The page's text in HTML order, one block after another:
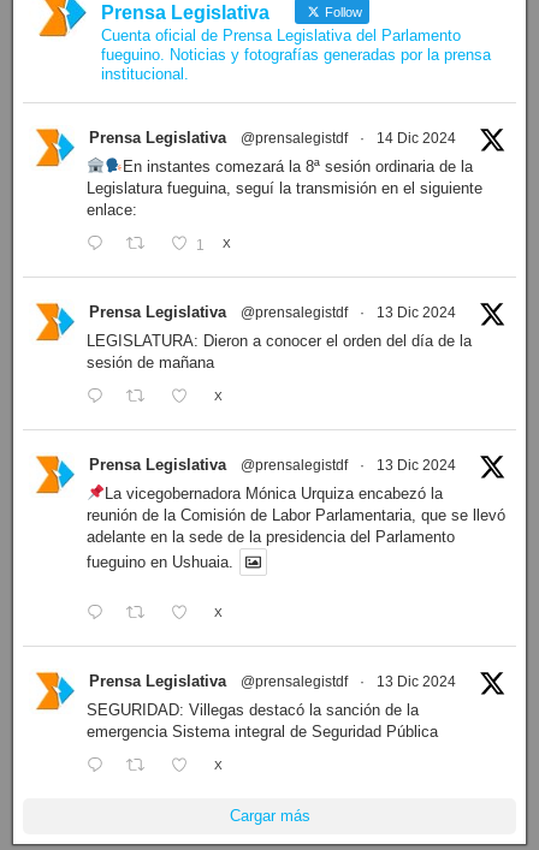
Prensa Legislativa Follow
Cuenta oficial de Prensa Legislativa del Parlamento
fueguino. Noticias y fotografías generadas por la prensa
institucional.
Prensa Legislativa @prensalegistdf · 14 Dic 2024
En instantes comezará la 8ª sesión ordinaria de la
Legislatura fueguina, seguí la transmisión en el siguiente
enlace:
1 X
Prensa Legislativa @prensalegistdf · 13 Dic 2024
LEGISLATURA: Dieron a conocer el orden del día de la
sesión de mañana
X
Prensa Legislativa @prensalegistdf · 13 Dic 2024
La vicegobernadora Mónica Urquiza encabezó la
reunión de la Comisión de Labor Parlamentaria, que se llevó
adelante en la sede de la presidencia del Parlamento
fueguino en Ushuaia.
X
Prensa Legislativa @prensalegistdf · 13 Dic 2024
SEGURIDAD: Villegas destacó la sanción de la
emergencia Sistema integral de Seguridad Pública
X
Cargar más